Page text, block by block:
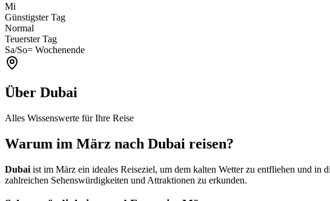
Mi
Günstigster Tag
Normal
Teuerster Tag
Sa/So= Wochenende
Über Dubai
Alles Wissenswerte für Ihre Reise
Warum im März nach Dubai reisen?
Dubai ist im März ein ideales Reiseziel, um dem kalten Wetter zu entfliehen und in
zahlreichen Sehenswürdigkeiten und Attraktionen zu erkunden.